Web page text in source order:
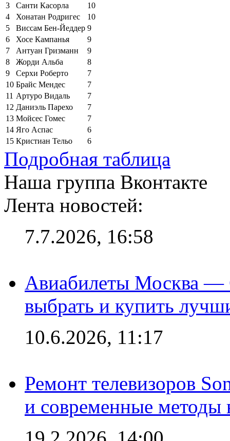
3
Санти Касорла
10
4
Хонатан Родригес
10
5
Виссам Бен-Йеддер 9
6
Хосе Кампанья
9
7
Антуан Гризманн
9
8
Жорди Альба
8
9
Серхи Роберто
7
10 Брайс Мендес
7
11 Артуро Видаль
7
12 Даниэль Парехо
7
13 Мойсес Гомес
7
14 Яго Аспас
6
15 Кристиан Тельо 6
Подробная таблица
Наша группа Вконтакте
Лента новостей:
7.7.2026, 16:58
Авиабилеты Москва —
выбрать и купить
10.6.2026, 11:17
Ремонт телевизоров
и современные методы